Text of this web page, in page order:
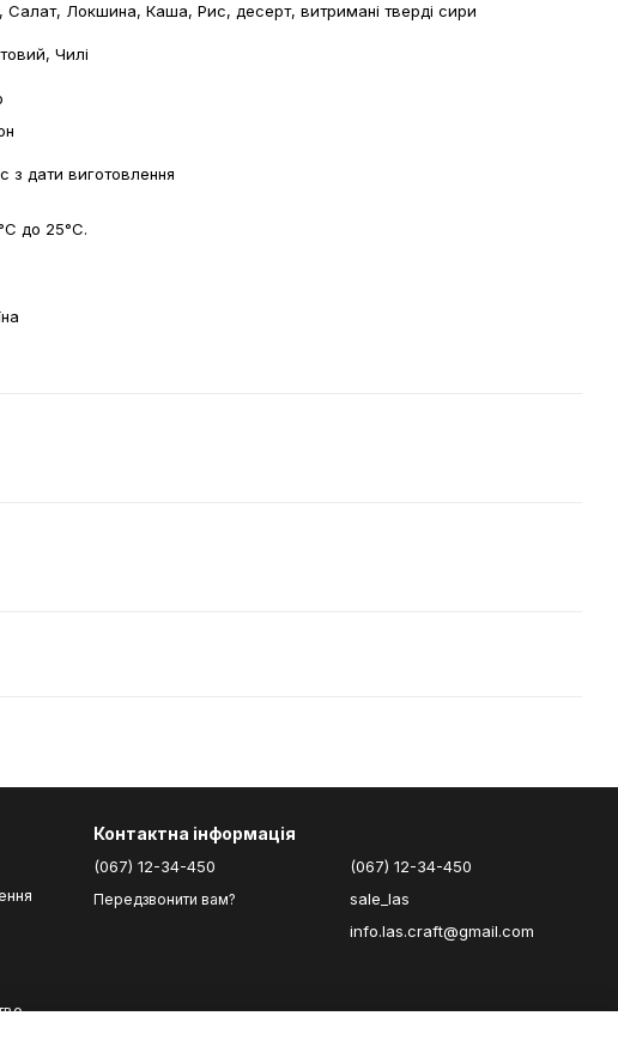
Салат, Локшина, Каша, Рис, десерт, витримані тверді сири
Чилі
з дати виготовлення
до 25°С.
Контактна інформація
(067) 12-34-450
Передзвонити вам?
(067) 12-34-450
sale_las
info.las.craft@gmail.com